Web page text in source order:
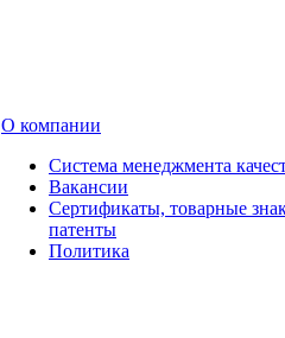
О компании
Система менеджмента
Вакансии
Сертификаты, товарные
патенты
Политика